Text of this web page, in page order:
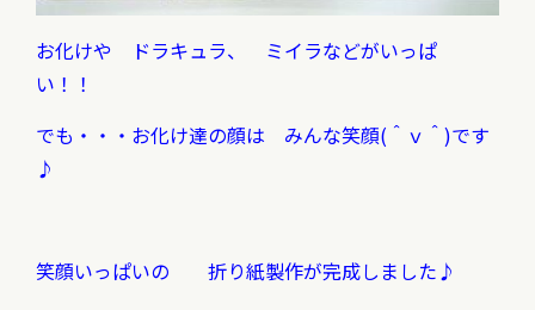
お化けや ドラキュラ、 ミイラなどがいっぱ
い！！
でも・・・お化け達の顔は みんな笑顔(＾ｖ＾)です
♪
笑顔いっぱいの 折り紙製作が完成しました♪